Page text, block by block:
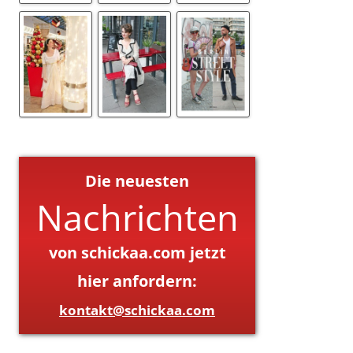
Die neuesten
Nachrichten
von schickaa.com jetzt
hier anfordern:
kontakt@schickaa.com